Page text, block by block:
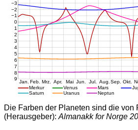
Die Farben der Planeten sind die von
(Herausgeber): Almanakk for Norge